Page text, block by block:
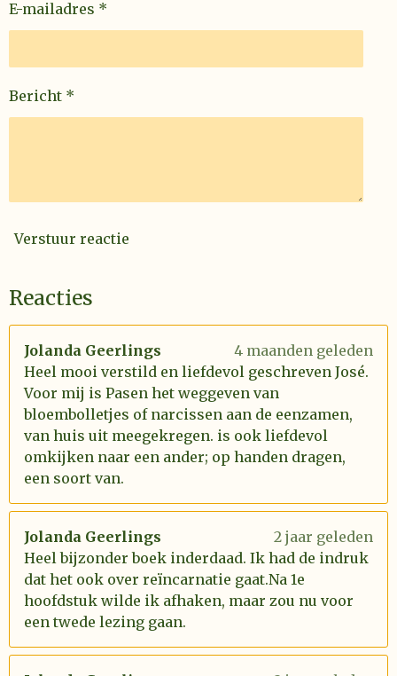
E-mailadres *
Bericht *
Verstuur reactie
Reacties
Jolanda Geerlings
4 maanden geleden
Heel mooi verstild en liefdevol geschreven José.
Voor mij is Pasen het weggeven van
bloembolletjes of narcissen aan de eenzamen,
van huis uit meegekregen. is ook liefdevol
omkijken naar een ander; op handen dragen,
een soort van.
Jolanda Geerlings
2 jaar geleden
Heel bijzonder boek inderdaad. Ik had de indruk
dat het ook over reïncarnatie gaat.Na 1e
hoofdstuk wilde ik afhaken, maar zou nu voor
een twede lezing gaan.